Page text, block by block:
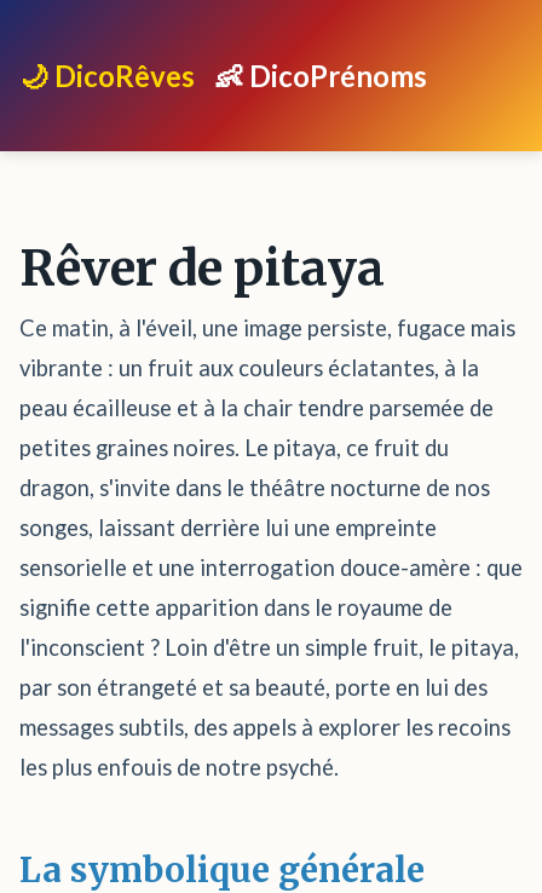
🌙 DicoRêves 👶 DicoPrénoms
Rêver de pitaya
Ce matin, à l'éveil, une image persiste, fugace mais
vibrante : un fruit aux couleurs éclatantes, à la
peau écailleuse et à la chair tendre parsemée de
petites graines noires. Le pitaya, ce fruit du
dragon, s'invite dans le théâtre nocturne de nos
songes, laissant derrière lui une empreinte
sensorielle et une interrogation douce-amère : que
signifie cette apparition dans le royaume de
l'inconscient ? Loin d'être un simple fruit, le pitaya,
par son étrangeté et sa beauté, porte en lui des
messages subtils, des appels à explorer les recoins
les plus enfouis de notre psyché.
La symbolique générale